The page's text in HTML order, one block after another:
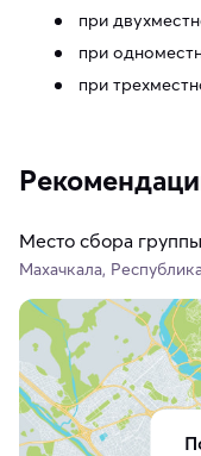
при
при
при
Место сбора группы
Махачкала,